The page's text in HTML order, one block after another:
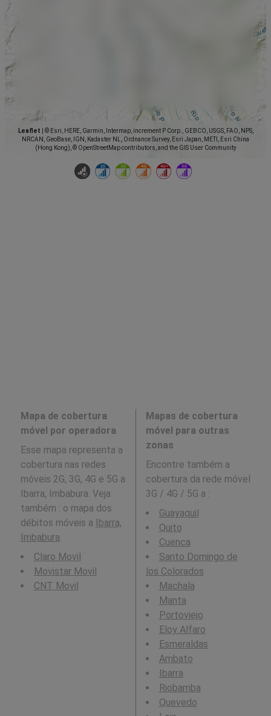
Leaflet
© Esri, HERE, Garmin, Intermap, increment P Corp., GEBCO, USGS, FAO, NPS,
NRCAN, GeoBase, IGN, Kadaster NL, Ordnance Survey, Esri Japan, METI, Esri China
(Hong Kong), © OpenStreetMap contributors, and the GIS User Community
Mapa de cobertura
móvel por operadora
Esse mapa representa a
cobertura nas redes
móveis 2G, 3G, 4G e 5G a
Ibarra, Imbabura. Veja
também : o mapa dos
débitos móveis a Ibarra,
Imbabura
Claro Movil
Movistar Movil
CNT Movil
Mapas de cobertura
móvel para outras
zonas
Encontre também a
cobertura da rede móvel
3G / 4G / 5G a :
Guayaquil
Quito
Cuenca
Santo Domingo de
los Colorados
Machala
Manta
Portoviejo
Eloy Alfaro
Esmeraldas
Ambato
Ibarra
Riobamba
Quevedo